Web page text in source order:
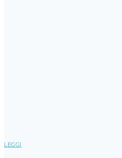
LEGGI